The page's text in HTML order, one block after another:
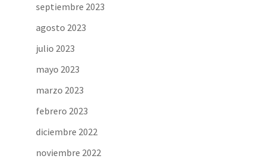
septiembre 2023
agosto 2023
julio 2023
mayo 2023
marzo 2023
febrero 2023
diciembre 2022
noviembre 2022